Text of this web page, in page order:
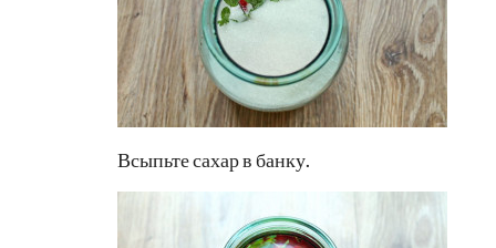
Всыпьте сахар в банку.